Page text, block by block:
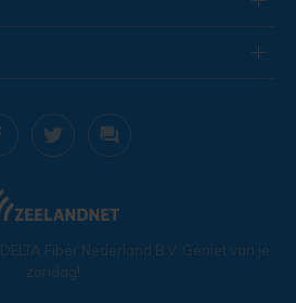
DELTA Fiber Nederland B.V. Geniet van je
zondag!